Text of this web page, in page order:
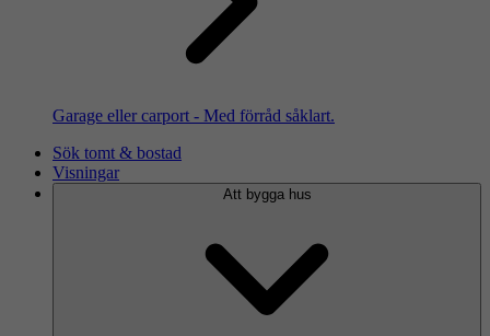
Garage eller carport - Med förråd såklart.
Sök tomt & bostad
Visningar
Att bygga hus